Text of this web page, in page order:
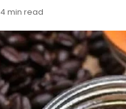
4 min read